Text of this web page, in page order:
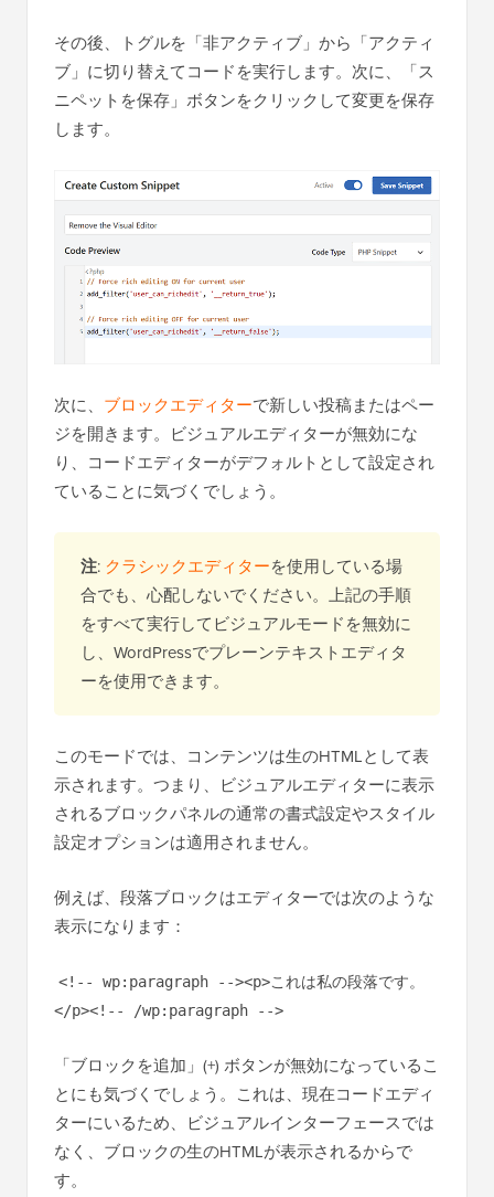
その後、トグルを「非アクティブ」から「アクティ
ブ」に切り替えてコードを実行します。次に、「ス
ニペットを保存」ボタンをクリックして変更を保存
します。
次に、 ブロックエディターで新しい投稿またはペー
ジを開きます。ビジュアルエディターが無効にな
り、コードエディターがデフォルトとして設定され
ていることに気づくでしょう。
注: クラシックエディターを使用している場
合でも、心配しないでください。上記の手順
をすべて実行してビジュアルモードを無効に
し、WordPressでプレーンテキストエディタ
ーを使用できます。
このモードでは、コンテンツは生のHTMLとして表
示されます。つまり、ビジュアルエディターに表示
されるブロックパネルの通常の書式設定やスタイル
設定オプションは適用されません。
例えば、段落ブロックはエディターでは次のような
表示になります：
<!-- wp:paragraph --><p>これは私の段落です。
</p><!-- /wp:paragraph -->
「ブロックを追加」(+) ボタンが無効になっているこ
とにも気づくでしょう。これは、現在コードエディ
ターにいるため、ビジュアルインターフェースでは
なく、ブロックの生のHTMLが表示されるからで
す。